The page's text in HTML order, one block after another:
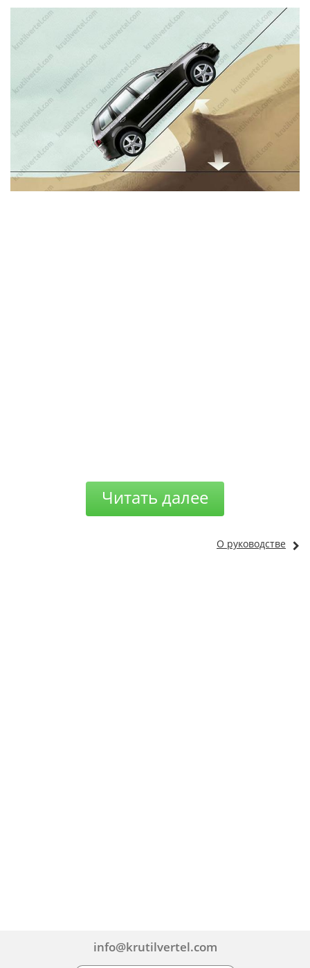
Читать далее
О руководстве
info@krutilvertel.com